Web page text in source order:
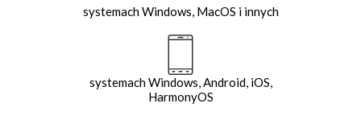
systemach Windows, MacOS i innych
systemach Windows, Android, iOS,
HarmonyOS